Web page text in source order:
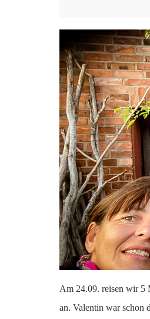
Am 24.09. reisen wir 5
an. Valentin war schon